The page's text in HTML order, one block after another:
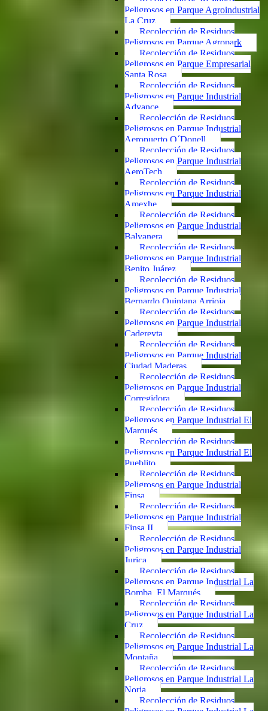
Peligrosos en Parque Agroindustrial
La Cruz
Recolección de Residuos
Peligrosos en Parque Agropark
Recolección de Residuos
Peligrosos en Parque Empresarial
Santa Rosa
Recolección de Residuos
Peligrosos en Parque Industrial
Advance
Recolección de Residuos
Peligrosos en Parque Industrial
Aeropuerto O´Donell
Recolección de Residuos
Peligrosos en Parque Industrial
AeroTech
Recolección de Residuos
Peligrosos en Parque Industrial
Amexhe
Recolección de Residuos
Peligrosos en Parque Industrial
Balvanera
Recolección de Residuos
Peligrosos en Parque Industrial
Benito Juárez
Recolección de Residuos
Peligrosos en Parque Industrial
Bernardo Quintana Arrioja
Recolección de Residuos
Peligrosos en Parque Industrial
Cadereyta
Recolección de Residuos
Peligrosos en Parque Industrial
Ciudad Maderas
Recolección de Residuos
Peligrosos en Parque Industrial
Corregidora
Recolección de Residuos
Peligrosos en Parque Industrial El
Marqués
Recolección de Residuos
Peligrosos en Parque Industrial El
Pueblito
Recolección de Residuos
Peligrosos en Parque Industrial
Finsa
Recolección de Residuos
Peligrosos en Parque Industrial
Finsa II
Recolección de Residuos
Peligrosos en Parque Industrial
Jurica
Recolección de Residuos
Peligrosos en Parque Industrial La
Bomba, El Marqués
Recolección de Residuos
Peligrosos en Parque Industrial La
Cruz
Recolección de Residuos
Peligrosos en Parque Industrial La
Montaña
Recolección de Residuos
Peligrosos en Parque Industrial La
Noria
Recolección de Residuos